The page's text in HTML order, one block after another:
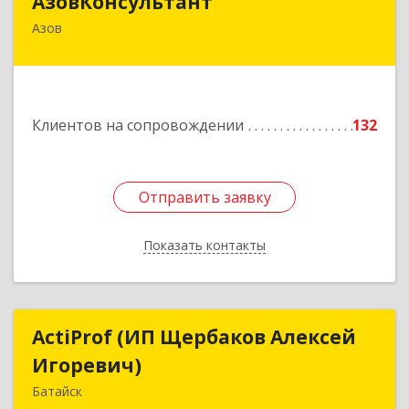
Азов
Клиентов на сопровождении 132
Отправить заявку
Показать контакты
346780, Ростовская обл, Азов г, Петровский б-р,
Отправить заявку
Назад
ActiProf (ИП Щербаков Алексей
Игоревич)
Батайск
ActiProf (ИП Щербаков Алексей